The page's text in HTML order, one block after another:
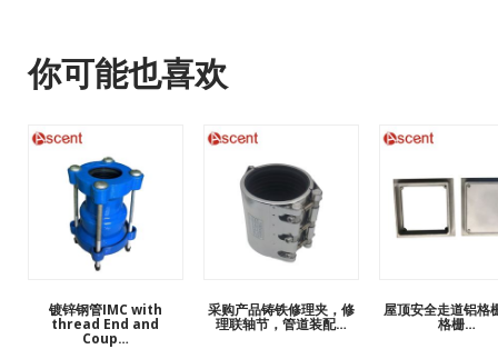
你可能也喜欢
镀锌钢管IMC with
thread End and
Coup…
采购产品铸铁修理夹，修
理联轴节，管道装配…
屋顶安全走道铝格
格栅…